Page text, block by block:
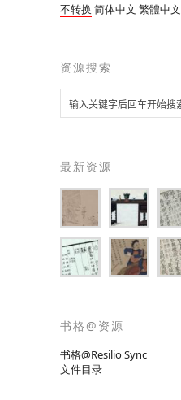
不转换 简体中文 繁體中文
资源搜索
最新资源
书格@资源
书格@Resilio Sync
文件目录